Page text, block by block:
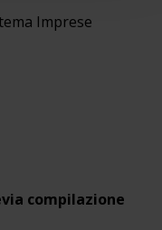
Imprese
compilazione